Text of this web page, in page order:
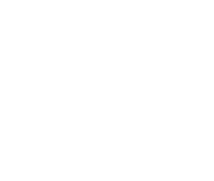
とをご了承くださ
制御機器販売店・
い。
いようお願いしま
ーズにご登録され
類) : 1000ppm、
: 1000ppm、
ぼさない年数を意
必要な手段を講じ
にこれらの製造装
者に通知します。
は、取り引きをい
オムロン制御